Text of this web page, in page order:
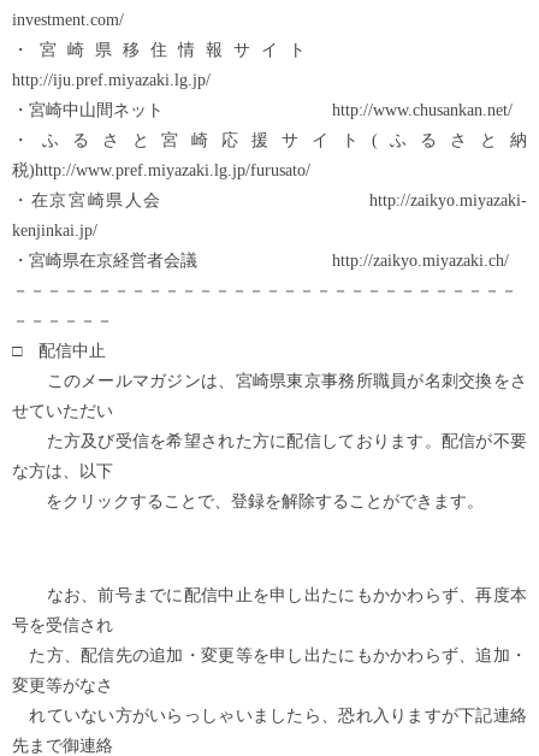
investment.com/
・宮崎県移住情報サイト
http://iju.pref.miyazaki.lg.jp/
・宮崎中山間ネット http://www.chusankan.net/
・ふるさと宮崎応援サイト(ふるさと納
税)http://www.pref.miyazaki.lg.jp/furusato/
・在京宮崎県人会 http://zaikyo.miyazaki-
kenjinkai.jp/
・宮崎県在京経営者会議 http://zaikyo.miyazaki.ch/
－－－－－－－－－－－－－－－－－－－－－－－－－－－－－－
－－－－－－
□ 配信中止
このメールマガジンは、宮崎県東京事務所職員が名刺交換をさ
せていただい
た方及び受信を希望された方に配信しております。配信が不要
な方は、以下
をクリックすることで、登録を解除することができます。
なお、前号までに配信中止を申し出たにもかかわらず、再度本
号を受信され
た方、配信先の追加・変更等を申し出たにもかかわらず、追加・
変更等がなさ
れていない方がいらっしゃいましたら、恐れ入りますが下記連絡
先まで御連絡